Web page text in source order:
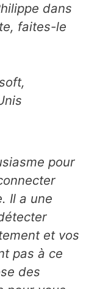
dans
faites-le
pour
Il a une
et vos
pas à ce
des